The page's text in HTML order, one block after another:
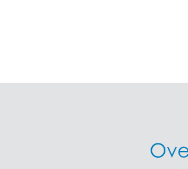
stress- en burn-outcoaching,